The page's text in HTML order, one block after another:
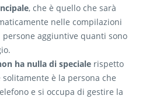
, che è quello che sarà
nelle compilazioni
aggiuntive quanti sono
ha nulla di speciale rispetto
è la persona che
e si occupa di gestire la